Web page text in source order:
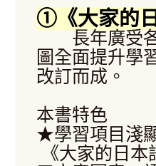
①《大家的
長年廣受各
圖全面提升學
改訂而成。
本書特色
★學習項目淺
《大家的日